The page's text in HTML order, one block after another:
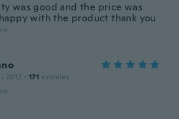
was good and the price was
with the product thank you
2017 · 171 omtaler